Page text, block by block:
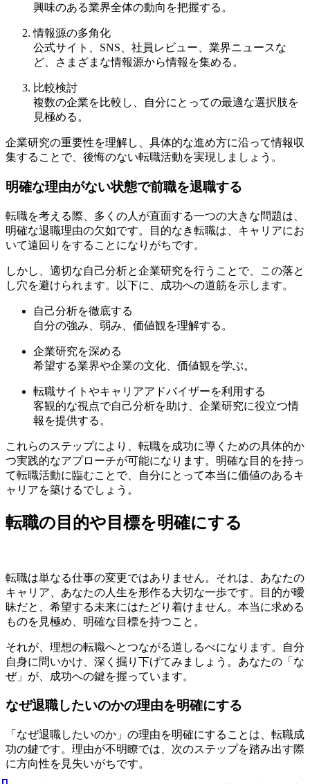
興味のある業界全体の動向を把握する。
情報源の多角化
公式サイト、SNS、社員レビュー、業界ニュースな
ど、さまざまな情報源から情報を集める。
比較検討
複数の企業を比較し、自分にとっての最適な選択肢を
見極める。
企業研究の重要性を理解し、具体的な進め方に沿って情報収
集することで、後悔のない転職活動を実現しましょう。
明確な理由がない状態で前職を退職する
転職を考える際、多くの人が直面する一つの大きな問題は、
明確な退職理由の欠如です。目的なき転職は、キャリアにお
いて遠回りをすることになりがちです。
しかし、適切な自己分析と企業研究を行うことで、この落と
し穴を避けられます。以下に、成功への道筋を示します。
自己分析を徹底する
自分の強み、弱み、価値観を理解する。
企業研究を深める
希望する業界や企業の文化、価値観を学ぶ。
転職サイトやキャリアアドバイザーを利用する
客観的な視点で自己分析を助け、企業研究に役立つ情
報を提供する。
これらのステップにより、転職を成功に導くための具体的か
つ実践的なアプローチが可能になります。明確な目的を持っ
て転職活動に臨むことで、自分にとって本当に価値のあるキ
ャリアを築けるでしょう。
転職の目的や目標を明確にする
転職は単なる仕事の変更ではありません。それは、あなたの
キャリア、あなたの人生を形作る大切な一歩です。目的が曖
昧だと、希望する未来にはたどり着けません。本当に求める
ものを見極め、明確な目標を持つこと。
それが、理想の転職へとつながる道しるべになります。自分
自身に問いかけ、深く掘り下げてみましょう。あなたの「な
ぜ」が、成功への鍵を握っています。
なぜ退職したいのかの理由を明確にする
「なぜ退職したいのか」の理由を明確にすることは、転職成
功の鍵です。理由が不明瞭では、次のステップを踏み出す際
に方向性を見失いがちです。